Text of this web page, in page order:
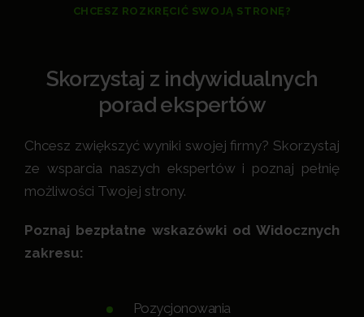
CHCESZ ROZKRĘCIĆ SWOJĄ STRONĘ?
Skorzystaj z indywidualnych
porad ekspertów
Chcesz zwiększyć wyniki swojej firmy? Skorzystaj
ze wsparcia naszych ekspertów i poznaj pełnię
możliwości Twojej strony.
Poznaj bezpłatne wskazówki od Widocznych
zakresu:
Pozycjonowania